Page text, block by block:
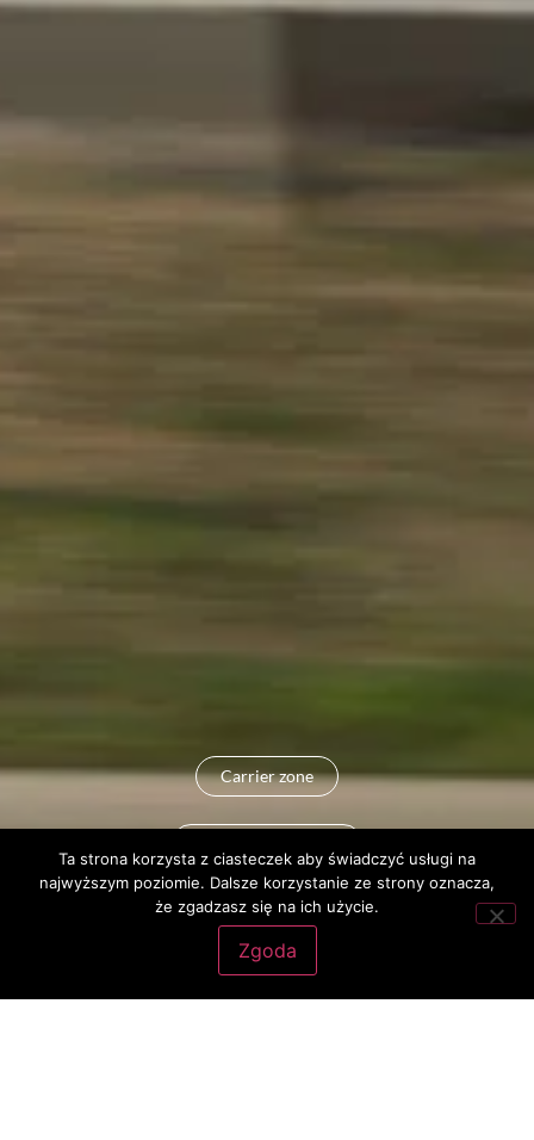
Carrier zone
Ta strona korzysta z ciasteczek aby świadczyć usługi na
najwyższym poziomie. Dalsze korzystanie ze strony oznacza,
że zgadzasz się na ich użycie.
Zgoda